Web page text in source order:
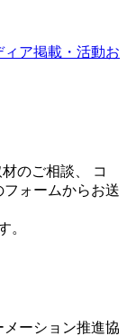
ィア掲載・活動お
のご相談、 コ
ォームからお送
。
ーション推進協